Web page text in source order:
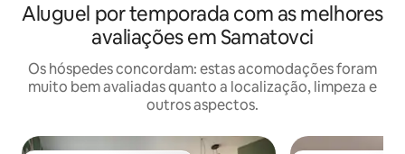
Aluguel por temporada com as melhores
avaliações em Samatovci
Os hóspedes concordam: estas acomodações foram
muito bem avaliadas quanto a localização, limpeza e
outros aspectos.